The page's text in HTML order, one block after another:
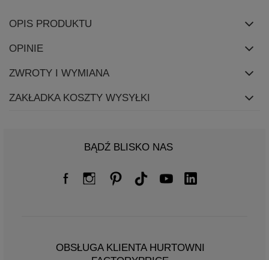
OPIS PRODUKTU
OPINIE
ZWROTY I WYMIANA
ZAKŁADKA KOSZTY WYSYŁKI
BĄDŹ BLISKO NAS
OBSŁUGA KLIENTA HURTOWNI